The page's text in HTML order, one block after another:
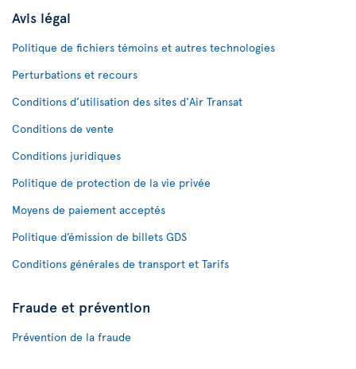
Avis légal
Politique de fichiers témoins et autres technologies
Perturbations et recours
Conditions d’utilisation des sites d'Air Transat
Conditions de vente
Conditions juridiques
Politique de protection de la vie privée
Moyens de paiement acceptés
Politique d’émission de billets GDS
Conditions générales de transport et Tarifs
Fraude et prévention
Prévention de la fraude